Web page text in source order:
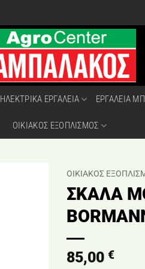
ΗΛΕΚΤΡΙΚΑ ΕΡΓΑΛΕΙΑ ΕΡΓΑΛΕΙΑ
ΟΙΚΙΑΚΟΣ ΕΞΟΠΛΙΣΜΟΣ
ΟΙΚΙΑΚΟΣ
ΣΚΑΛΑ
85,00 €